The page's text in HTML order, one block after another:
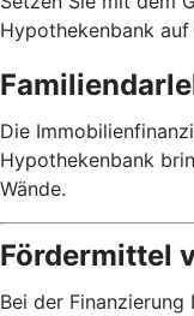
Hypothekenbank
Die
Hypothekenbank
Wände.
Fördermittel
Bei der